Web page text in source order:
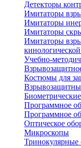
Детекторы
Имитаторы
Имитаторы
Имитаторы
Имитаторы
Учебно-
Костюмы для
Программное
Программное
Оптическое
Микроскопы
Тринокулярные